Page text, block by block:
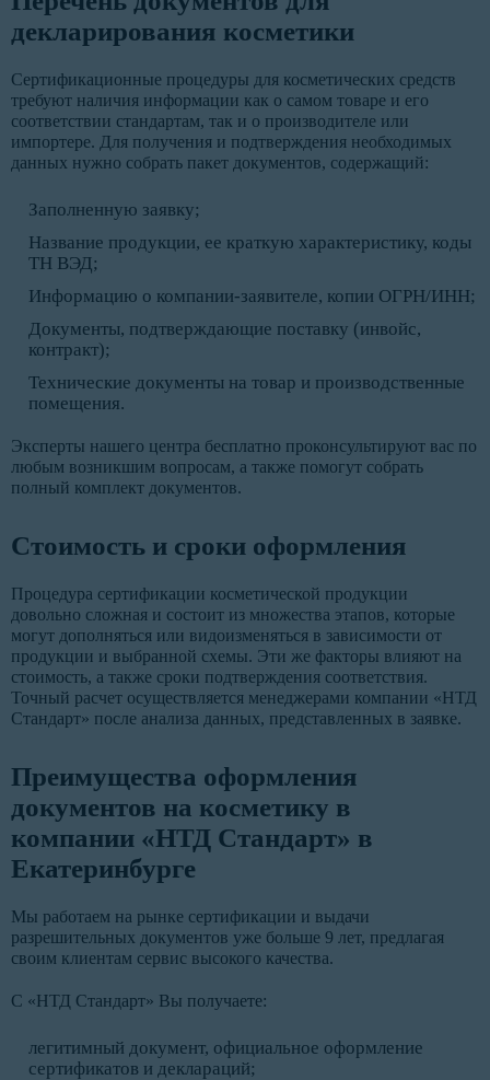
декларирования косметики
Сертификационные процедуры для косметических средств
требуют наличия информации как о самом товаре и его
соответствии стандартам, так и о производителе или
импортере. Для получения и подтверждения необходимых
данных нужно собрать пакет документов, содержащий:
Заполненную заявку;
Название продукции, ее краткую характеристику, коды
ТН ВЭД;
Информацию о компании-заявителе, копии ОГРН/ИНН;
Документы, подтверждающие поставку (инвойс,
контракт);
Технические документы на товар и производственные
помещения.
Эксперты нашего центра бесплатно проконсультируют вас по
любым возникшим вопросам, а также помогут собрать
полный комплект документов.
Стоимость и сроки оформления
Процедура сертификации косметической продукции
довольно сложная и состоит из множества этапов, которые
могут дополняться или видоизменяться в зависимости от
продукции и выбранной схемы. Эти же факторы влияют на
стоимость, а также сроки подтверждения соответствия.
Точный расчет осуществляется менеджерами компании «НТД
Стандарт» после анализа данных, представленных в заявке.
Преимущества оформления
документов на косметику в
компании «НТД Стандарт» в
Екатеринбурге
Мы работаем на рынке сертификации и выдачи
разрешительных документов уже больше 9 лет, предлагая
своим клиентам сервис высокого качества.
С «НТД Стандарт» Вы получаете:
легитимный документ, официальное оформление
сертификатов и деклараций;